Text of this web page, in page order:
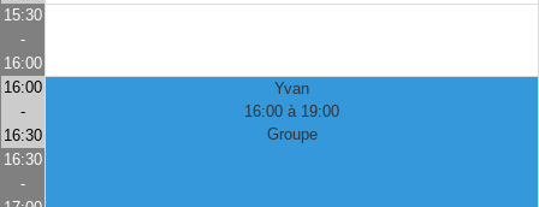
15:30
-
16:00
16:00
-
16:30
Yvan
16:00 à 19:00
Groupe
16:30
-